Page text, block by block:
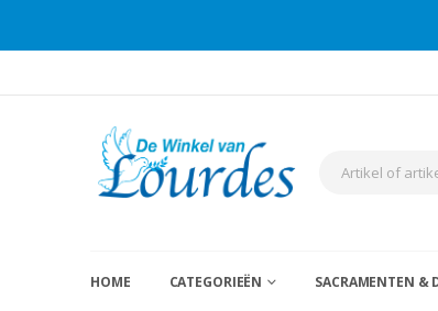
HOME CATEGORIEËN SACRAMENTEN &